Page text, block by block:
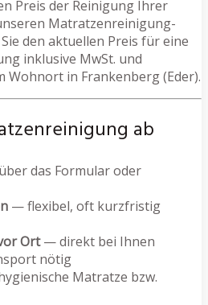
Preis der Reinigung Ihrer
Matratzenreinigung-
den aktuellen Preis für eine
inklusive MwSt. und
in Frankenberg (Eder).
ab
das Formular oder
— flexibel, oft kurzfristig
Ort— direkt bei Ihnen
nötig
Matratze bzw.